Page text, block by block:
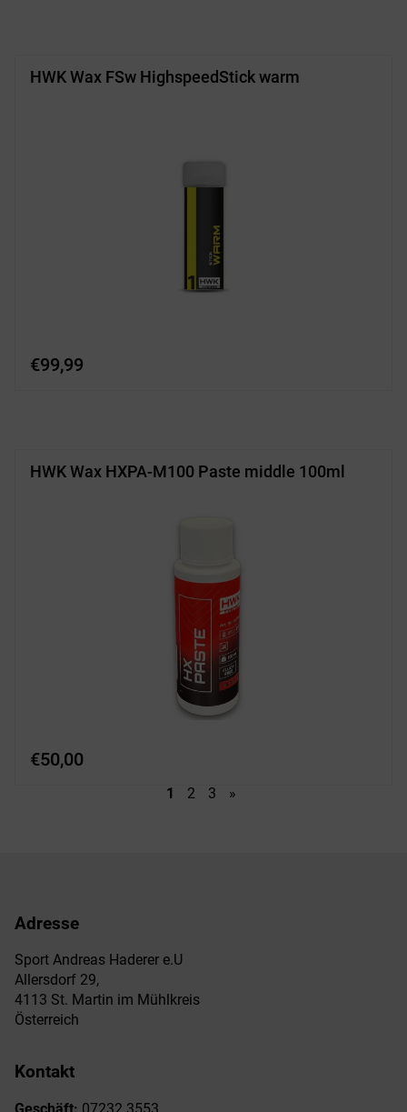
HWK Wax FSw HighspeedStick warm
€99,99
HWK Wax HXPA-M100 Paste middle 100ml
€50,00
1 2 3 »
Adresse
Sport Andreas Haderer e.U
Allersdorf 29,
4113 St. Martin im Mühlkreis
Österreich
Kontakt